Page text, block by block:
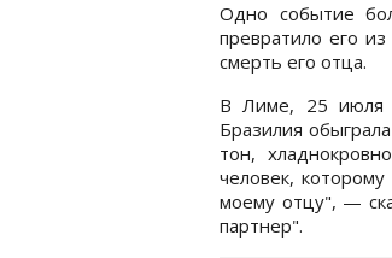
Одно событие
превратило его
смерть его отца.
В Лиме, 25 июля
Бразилия
тон,
человек,
моему отцу", —
партнер".